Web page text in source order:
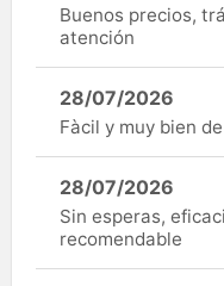
Buenos precios,
atención
28/07/2026
Fàcil y muy bien
28/07/2026
Sin esperas,
recomendable